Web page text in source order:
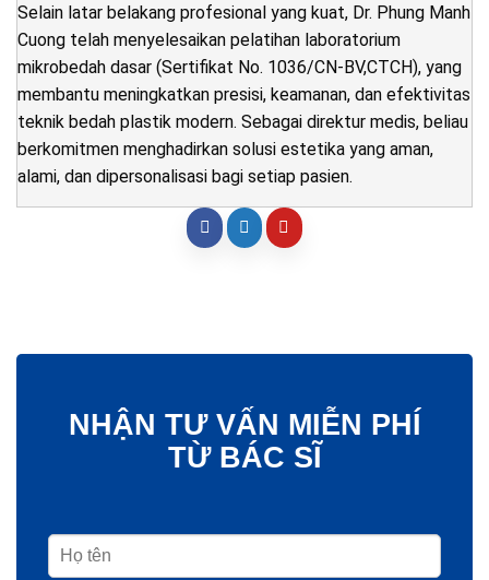
Selain latar belakang profesional yang kuat, Dr. Phung Manh
Cuong telah menyelesaikan pelatihan laboratorium
mikrobedah dasar (Sertifikat No. 1036/CN-BV,CTCH), yang
membantu meningkatkan presisi, keamanan, dan efektivitas
teknik bedah plastik modern. Sebagai direktur medis, beliau
berkomitmen menghadirkan solusi estetika yang aman,
alami, dan dipersonalisasi bagi setiap pasien.
NHẬN TƯ VẤN MIỄN PHÍ
TỪ BÁC SĨ